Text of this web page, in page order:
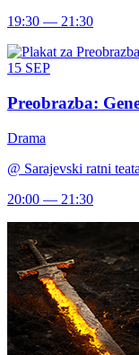
19:30 — 21:30
15 SEP
Preobrazba:
Drama
@ Sarajevski ratni
20:00 — 21:30